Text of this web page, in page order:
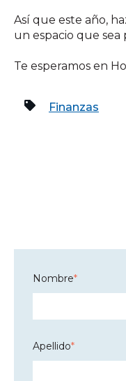
Así que este año,
un espacio que sea
Te esperamos en
Finanzas
Nombre*
Apellido*